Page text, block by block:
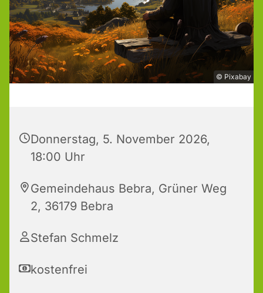
© Pixabay
Donnerstag, 5. November 2026,
18:00 Uhr
Gemeindehaus Bebra, Grüner Weg
2, 36179 Bebra
Stefan Schmelz
kostenfrei